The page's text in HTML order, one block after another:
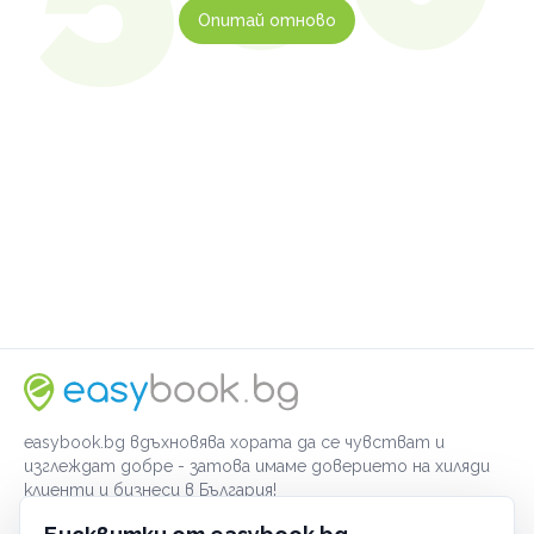
Опитай отново
easybook.bg вдъхновява хората да се чувстват и
изглеждат добре - затова имаме доверието на хиляди
клиенти и бизнеси в България!